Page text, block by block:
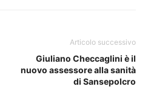
Articolo successivo
Giuliano Checcaglini è il
nuovo assessore alla sanità
di Sansepolcro